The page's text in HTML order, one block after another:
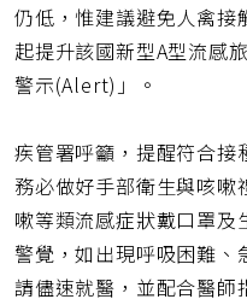
仍低，惟建議避免人禽接
起提升該國新型A型流感
警示(Alert)」。
疾管署呼籲，提醒符合接
務必做好手部衛生與咳嗽
嗽等類流感症狀戴口罩及
警覺，如出現呼吸困難、
請儘速就醫，並配合醫師